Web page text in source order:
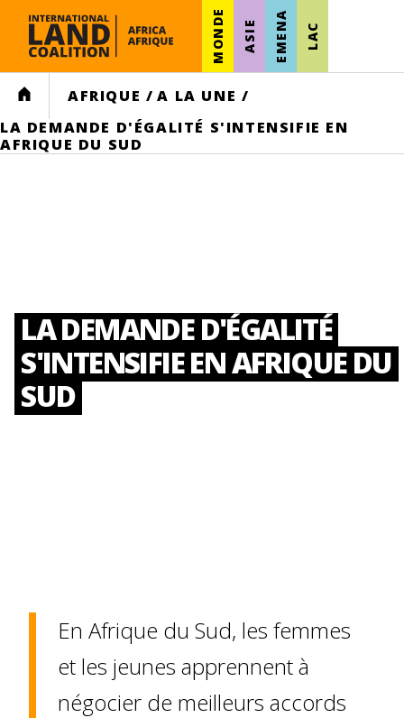
MONDE ASIE EMENA LAC
HOME AFRIQUE / A LA UNE /
LA DEMANDE D'ÉGALITÉ S'INTENSIFIE EN
AFRIQUE DU SUD
LA DEMANDE D'ÉGALITÉ
S'INTENSIFIE EN AFRIQUE DU
SUD
En Afrique du Sud, les femmes
et les jeunes apprennent à
négocier de meilleurs accords